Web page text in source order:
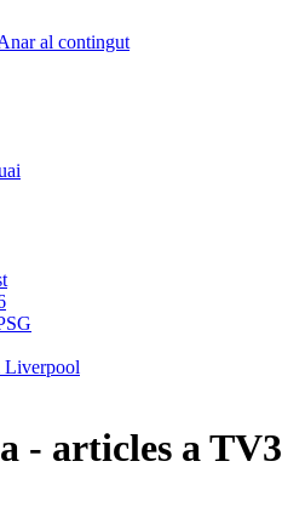
al contingut
Liverpool
- articles a TV3